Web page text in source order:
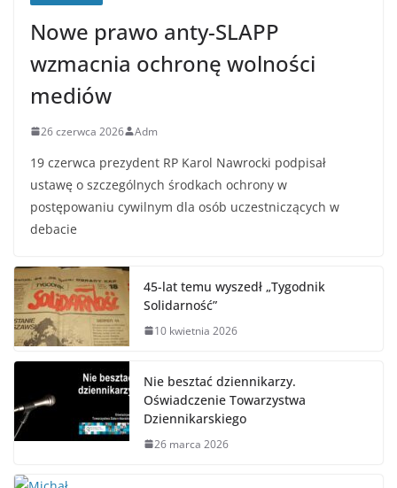
Nowe prawo anty-SLAPP
wzmacnia ochronę wolności
mediów
26 czerwca 2026 Adm
19 czerwca prezydent RP Karol Nawrocki podpisał
ustawę o szczególnych środkach ochrony w
postępowaniu cywilnym dla osób uczestniczących w
debacie
45-lat temu wyszedł „Tygodnik
Solidarność”
10 kwietnia 2026
Nie besztać dziennikarzy.
Oświadczenie Towarzystwa
Dziennikarskiego
26 marca 2026